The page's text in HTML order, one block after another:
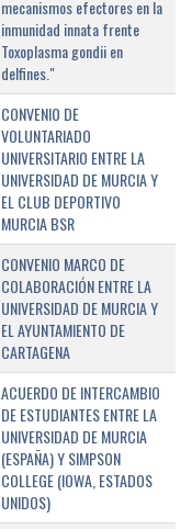
mecanismos efectores en la
inmunidad innata frente
Toxoplasma gondii en
delfines."
CONVENIO DE
VOLUNTARIADO
UNIVERSITARIO ENTRE LA
UNIVERSIDAD DE MURCIA Y
EL CLUB DEPORTIVO
MURCIA BSR
CONVENIO MARCO DE
COLABORACIÓN ENTRE LA
UNIVERSIDAD DE MURCIA Y
EL AYUNTAMIENTO DE
CARTAGENA
ACUERDO DE INTERCAMBIO
DE ESTUDIANTES ENTRE LA
UNIVERSIDAD DE MURCIA
(ESPAÑA) Y SIMPSON
COLLEGE (IOWA, ESTADOS
UNIDOS)